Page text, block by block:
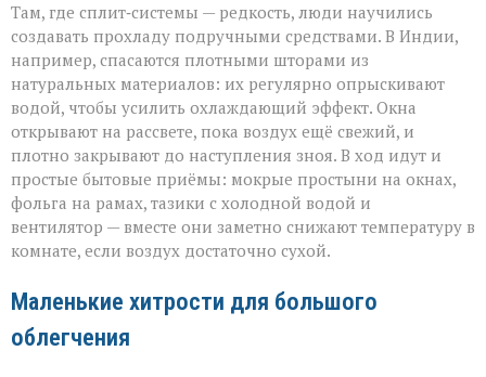
Там, где сплит‑системы — редкость, люди научились
создавать прохладу подручными средствами. В Индии,
например, спасаются плотными шторами из
натуральных материалов: их регулярно опрыскивают
водой, чтобы усилить охлаждающий эффект. Окна
открывают на рассвете, пока воздух ещё свежий, и
плотно закрывают до наступления зноя. В ход идут и
простые бытовые приёмы: мокрые простыни на окнах,
фольга на рамах, тазики с холодной водой и
вентилятор — вместе они заметно снижают температуру в
комнате, если воздух достаточно сухой.
Маленькие хитрости для большого
облегчения